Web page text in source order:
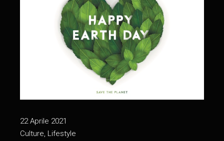
22 Aprile 2021
Culture, Lifestyle